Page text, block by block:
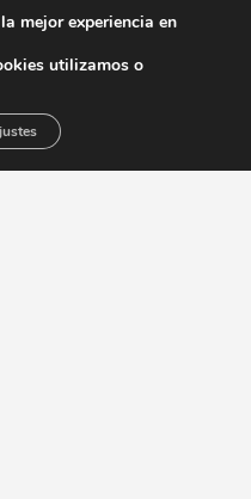
mejor experiencia en
utilizamos o